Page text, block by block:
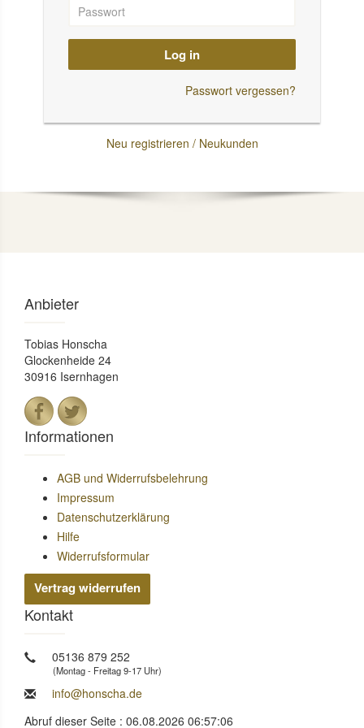
Log in
Passwort vergessen?
Neu registrieren / Neukunden
Anbieter
Tobias Honscha
Glockenheide 24
30916 Isernhagen
Informationen
AGB und Widerrufsbelehrung
Impressum
Datenschutzerklärung
Hilfe
Widerrufsformular
Vertrag widerrufen
Kontakt
05136 879 252
(Montag - Freitag 9-17 Uhr)
info@honscha.de
Abruf dieser Seite : 06.08.2026 06:57:06